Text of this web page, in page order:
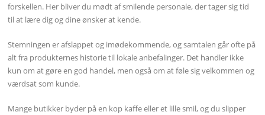
forskellen. Her bliver du mødt af smilende personale, der tager sig tid
til at lære dig og dine ønsker at kende.
Stemningen er afslappet og imødekommende, og samtalen går ofte på
alt fra produkternes historie til lokale anbefalinger. Det handler ikke
kun om at gøre en god handel, men også om at føle sig velkommen og
værdsat som kunde.
Mange butikker byder på en kop kaffe eller et lille smil, og du slipper